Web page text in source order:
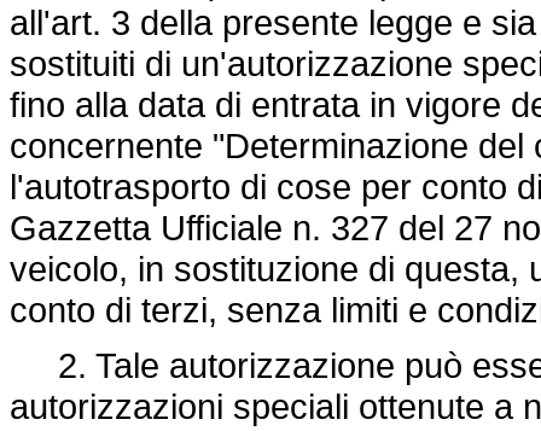
all'art. 3 della presente legge e
sostituiti di un'autorizzazione
fino alla data di entrata in vigore
concernente "Determinazione
l'autotrasporto di cose per conto
Gazzetta Ufficiale n. 327 del 27
veicolo, in sostituzione di questa,
conto di terzi, senza limiti e
2. Tale autorizzazione può
autorizzazioni speciali ottenute a